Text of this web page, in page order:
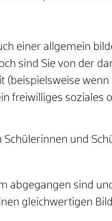
einer allgemein
sind Sie von der
(beispielsweise
freiwilliges soziales
und
abgegangen sind
gleichwertigen